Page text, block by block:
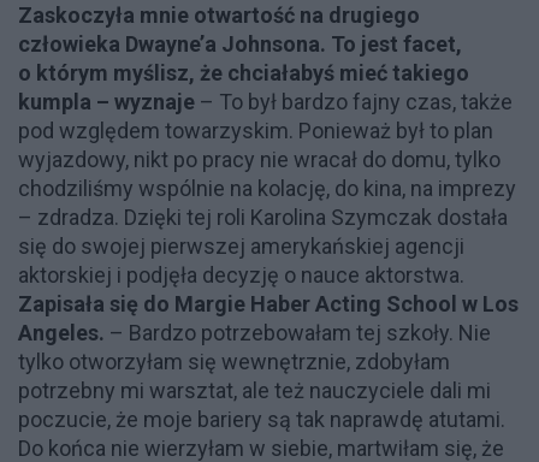
Zaskoczyła mnie otwartość na drugiego
człowieka Dwayne’a Johnsona. To jest facet,
o którym myślisz, że chciałabyś mieć takiego
kumpla – wyznaje – To był bardzo fajny czas, także
pod względem towarzyskim. Ponieważ był to plan
wyjazdowy, nikt po pracy nie wracał do domu, tylko
chodziliśmy wspólnie na kolację, do kina, na imprezy
– zdradza. Dzięki tej roli Karolina Szymczak dostała
się do swojej pierwszej amerykańskiej agencji
aktorskiej i podjęła decyzję o nauce aktorstwa.
Zapisała się do Margie Haber Acting School w Los
Angeles. – Bardzo potrzebowałam tej szkoły. Nie
tylko otworzyłam się wewnętrznie, zdobyłam
potrzebny mi warsztat, ale też nauczyciele dali mi
poczucie, że moje bariery są tak naprawdę atutami.
Do końca nie wierzyłam w siebie, martwiłam się, że